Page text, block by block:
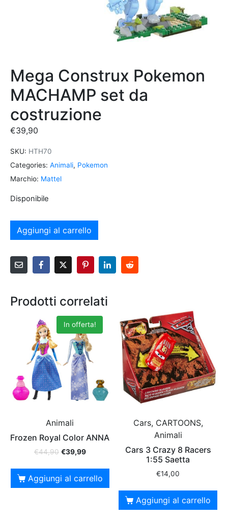
Mega Construx Pokemon
MACHAMP set da
costruzione
€39,90
SKU: HTH70
Categories: Animali, Pokemon
Marchio: Mattel
Disponibile
Aggiungi al carrello
Prodotti correlati
In offerta!
Animali
Frozen Royal Color ANNA
€44,90 €39,99
Aggiungi al carrello
Cars, CARTOONS,
Animali
Cars 3 Crazy 8 Racers
1:55 Saetta
€14,00
Aggiungi al carrello